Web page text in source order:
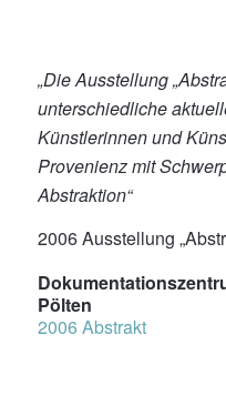
„Die Ausstellung
unterschiedliche
Künstlerinnen und
Provenienz mit
Abstraktion“
2006 Ausstellung
Pölten
2006 Abstrakt